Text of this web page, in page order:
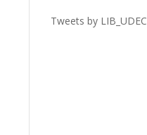
Tweets by LIB_UDEC